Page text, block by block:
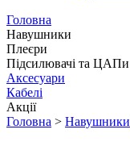
Головна
Навушники
Плеєри
Підсилювачі та ЦАПи
Аксесуари
Кабелі
Акції
Головна > Навушники